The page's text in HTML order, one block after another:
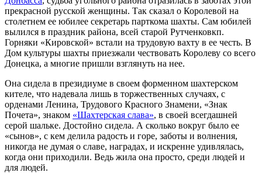
прекрасной русской женщины. Так сказал о Королевой на
столетнем ее юбилее секретарь парткома шахты. Сам юбилей
вылился в праздник района, всей старой Рутченковкп.
Горняки «Кировской» встали на трудовую вахту в ее честь. В
Дом культуры шахты приезжали чествовать Королеву со всего
Донецка, а многие пришли взглянуть на нее.
Она сидела в президиуме в своем форменном шахтерском
кителе, что надевала лишь в торжественных случаях, с
орденами Ленина, Трудового Красного Знамени, «Знак
Почета», знаком «Шахтерская слава», в своей всегдашней
серой шальке. Достойно сидела. А сколько вокруг было ее
«сынов», с кем делила радость и горе, заботы и волнения,
никогда не думая о славе, наградах, и искренне удивлялась,
когда они приходили. Ведь жила она просто, среди людей и
для людей.